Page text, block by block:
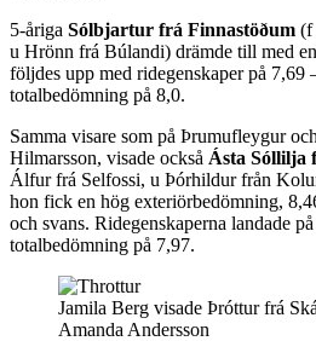
5-åriga Sólbjartur frá Finnastöðum (f
u Hrönn frá Búlandi) drämde till med
följdes upp med ridegenskaper på 7,69
totalbedömning på 8,0.
Samma visare som på Þrumufleygur
Hilmarsson, visade också Ásta Sóllilja
Álfur frá Selfossi, u Þórhildur från
hon fick en hög exteriörbedömning,
och svans. Ridegenskaperna landade
totalbedömning på 7,97.
Jamila Berg visade Þróttur frá
Amanda Andersson